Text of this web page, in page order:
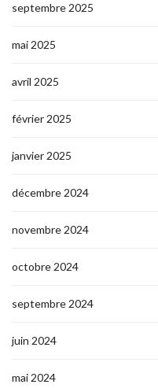
septembre 2025
mai 2025
avril 2025
février 2025
janvier 2025
décembre 2024
novembre 2024
octobre 2024
septembre 2024
juin 2024
mai 2024